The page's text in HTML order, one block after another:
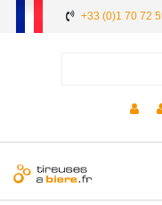
+33 (0)1 70 72